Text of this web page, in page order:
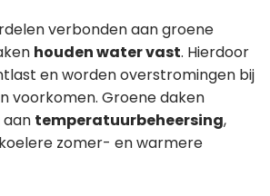
verbonden aan groene
houden water vast. Hierdoor
en worden overstromingen bij
voorkomen. Groene daken
aan temperatuurbeheersing,
zomer- en warmere